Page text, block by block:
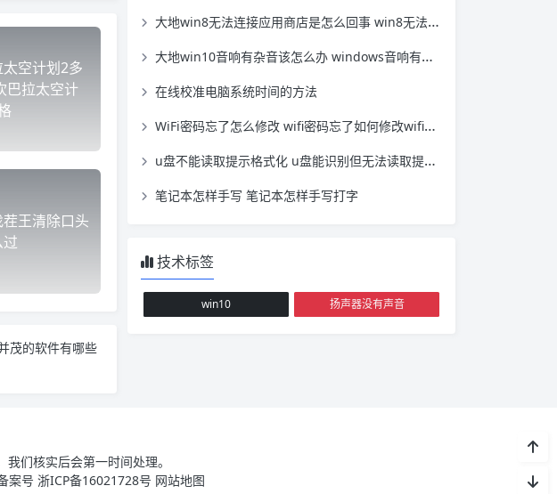
空计划2多
巴拉太空计
王清除口头
茂的软件有哪些
大地win8无法连接应用商店是怎么回事 win8无法打开应用商店
大地win10音响有杂音该怎么办 windows音响有杂音
在线校准电脑系统时间的方法
WiFi密码忘了怎么修改 wifi密码忘了如何修改wifi密码
u盘不能读取提示格式化 u盘能识别但无法读取提示格式化
笔记本怎样手写 笔记本怎样手写打字
技术标签
win10 扬声器没有声音
们核实后会第一时间处理。
号 浙ICP备16021728号 网站地图